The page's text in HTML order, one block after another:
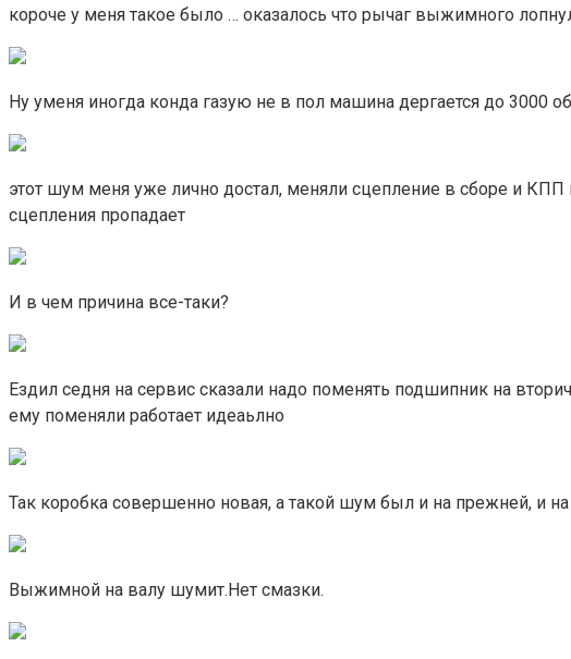
короче у меня такое было … оказалось что рычаг выжимного
Ну уменя иногда конда газую не в пол машина дергается до 3000
этот шум меня уже лично достал, меняли сцепление в сборе и
сцепления пропадает
И в чем причина все-таки?
Ездил седня на сервис сказали надо поменять подшипник на
ему поменяли работает идеаьлно
Так коробка совершенно новая, а такой шум был и на прежней, и
Выжимной на валу шумит.Нет смазки.